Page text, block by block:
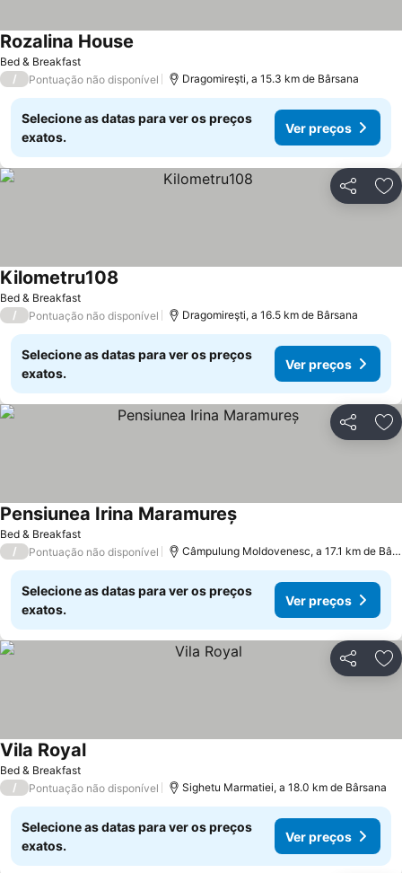
Bed & Breakfast
Rozalina House
/ Pontuação não disponível Dragomireşti, a 15.3 km de Bârsana
Selecione as datas para ver os preços
exatos.
Ver preços
Partilhar
Bed & Breakfast
Kilometru108
/ Pontuação não disponível Dragomireşti, a 16.5 km de Bârsana
Selecione as datas para ver os preços
exatos.
Ver preços
Partilhar
Bed & Breakfast
Pensiunea Irina Maramureș
/ Pontuação não disponível Câmpulung Moldovenesc, a 17.1 km de Bârsana
Selecione as datas para ver os preços
exatos.
Ver preços
Partilhar
Bed & Breakfast
Vila Royal
/ Pontuação não disponível Sighetu Marmatiei, a 18.0 km de Bârsana
Selecione as datas para ver os preços
exatos.
Ver preços